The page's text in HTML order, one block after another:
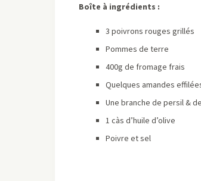
Boîte à ingrédients :
3 poivrons rouges grillés
Pommes de terre
400g de fromage frais
Quelques amandes
Une branche de persil &
1 càs d’huile d’olive
Poivre et sel